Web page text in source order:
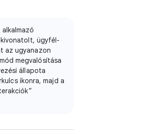
ügyfél-
az ugyanazon
megvalósítása
állapota
ikonra, majd a